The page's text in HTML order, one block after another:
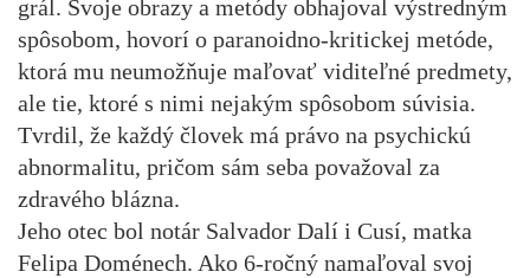
grál. Svoje obrazy a metódy obhajoval výstredným
spôsobom, hovorí o paranoidno-kritickej metóde,
ktorá mu neumožňuje maľovať viditeľné predmety,
ale tie, ktoré s nimi nejakým spôsobom súvisia.
Tvrdil, že každý človek má právo na psychickú
abnormalitu, pričom sám seba považoval za
zdravého blázna.
Jeho otec bol notár Salvador Dalí i Cusí, matka
Felipa Doménech. Ako 6-ročný namaľoval svoj